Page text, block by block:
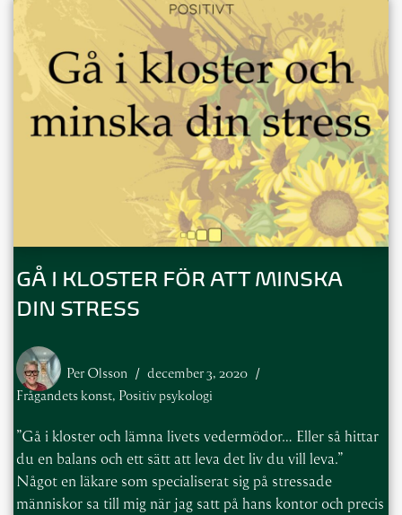
GÅ I KLOSTER FÖR ATT MINSKA
DIN STRESS
Per Olsson
december 3, 2020
Frågandets konst, Positiv psykologi
”Gå i kloster och lämna livets vedermödor… Eller så hittar
du en balans och ett sätt att leva det liv du vill leva.”
Något en läkare som specialiserat sig på stressade
människor sa till mig när jag satt på hans kontor och precis